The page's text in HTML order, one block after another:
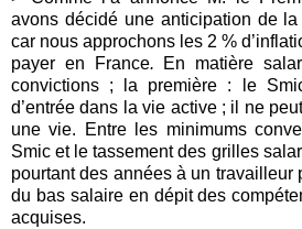
avons décidé une anticipation de
car nous approchons les 2 %
payer en France.
En matière
convictions ; la première : le
d’entrée dans la vie active ; il ne
une vie. Entre les minimums
Smic et le tassement des grilles
pourtant des années à un travailleur
du bas salaire en dépit des
acquises.